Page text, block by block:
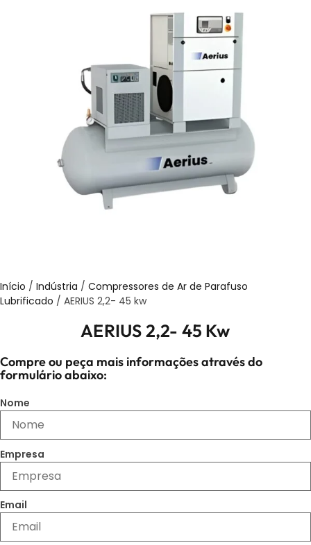
Início / Indústria / Compressores de Ar de Parafuso
Lubrificado / AERIUS 2,2- 45 kw
AERIUS 2,2- 45 Kw
Compre ou peça mais informações através do
formulário abaixo:
Nome
Empresa
Email